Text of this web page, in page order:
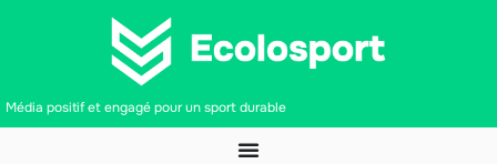
Média positif et engagé pour un sport durable